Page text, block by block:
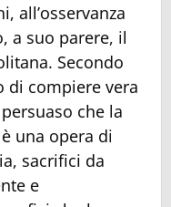
all’osservanza
a suo parere, il
Secondo
di compiere vera
che la
una opera di
sacrifici da
e